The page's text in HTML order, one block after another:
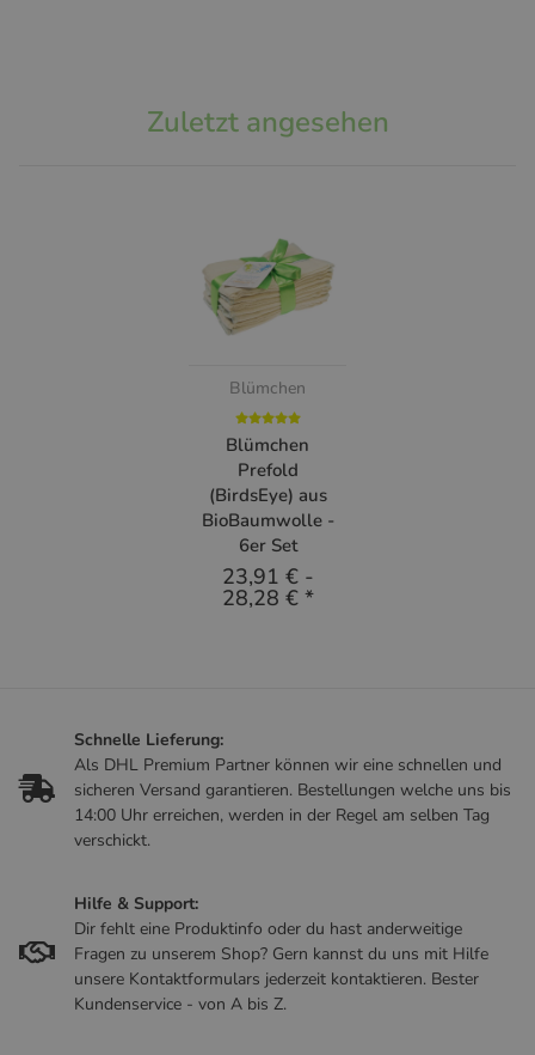
Zuletzt angesehen
Blümchen
Blümchen
Prefold
(BirdsEye) aus
BioBaumwolle -
6er Set
23,91 €-
28,28 € *
Schnelle Lieferung:
Als DHL Premium Partner können wir eine schnellen und
sicheren Versand garantieren. Bestellungen welche uns bis
14:00 Uhr erreichen, werden in der Regel am selben Tag
verschickt.
Hilfe & Support:
Dir fehlt eine Produktinfo oder du hast anderweitige
Fragen zu unserem Shop? Gern kannst du uns mit Hilfe
unsere Kontaktformulars jederzeit kontaktieren. Bester
Kundenservice - von A bis Z.